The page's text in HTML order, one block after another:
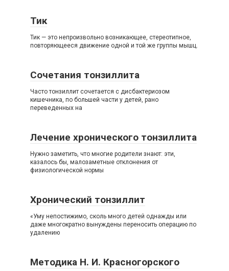
Тик
Тик — это непроизвольно возникающее, стереотипное,
повторяющееся движение одной и той же группы мышц.
Сочетания тонзиллита
Часто тонзиллит сочетается с дисбактериозом
кишечника, по большей части у детей, рано
переведенных на
Лечение хронического тонзиллита
Нужно заметить, что многие родители знают: эти,
казалось бы, малозаметные отклонения от
физиологической нормы
Хронический тонзиллит
«Уму непостижимо, сколь много детей однажды или
даже многократно вынуждены переносить операцию по
удалению
Методика Н. И. Красногорского